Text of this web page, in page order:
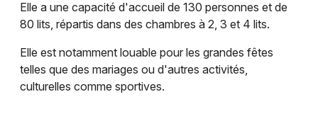
Soirées
Sorties famille
Expos
Strasbourg
Toutes les villes
Elle a une capacité d'accueil de 130 personnes et de
80 lits, répartis dans des chambres à 2, 3 et 4 lits.
Elle est notamment louable pour les grandes fêtes
telles que des mariages ou d'autres activités,
culturelles comme sportives.